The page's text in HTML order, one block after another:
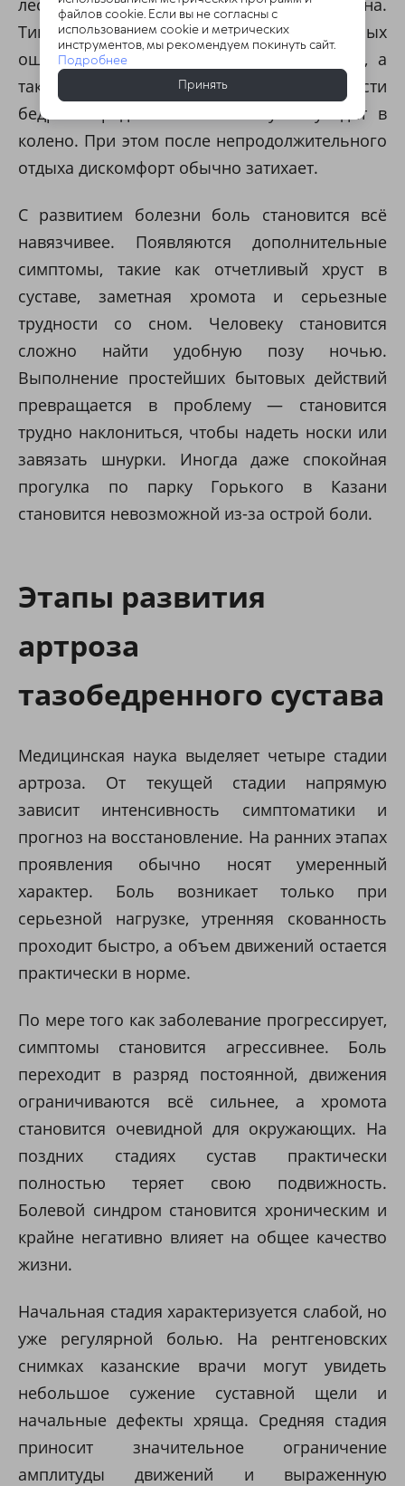
Типичная локализация неприятных
ощущений находится в паховой области, а
также по передней и боковой поверхности
бедра. Нередко болевой импульс уходит в
колено. При этом после непродолжительного
отдыха дискомфорт обычно затихает.
С развитием болезни боль становится всё
навязчивее. Появляются дополнительные
симптомы, такие как отчетливый хруст в
суставе, заметная хромота и серьезные
трудности со сном. Человеку становится
сложно найти удобную позу ночью.
Выполнение простейших бытовых действий
превращается в проблему — становится
трудно наклониться, чтобы надеть носки или
завязать шнурки. Иногда даже спокойная
прогулка по парку Горького в Казани
становится невозможной из-за острой боли.
Этапы развития
артроза
тазобедренного сустава
Медицинская наука выделяет четыре стадии
артроза. От текущей стадии напрямую
зависит интенсивность симптоматики и
прогноз на восстановление. На ранних этапах
проявления обычно носят умеренный
характер. Боль возникает только при
серьезной нагрузке, утренняя скованность
проходит быстро, а объем движений остается
практически в норме.
По мере того как заболевание прогрессирует,
симптомы становится агрессивнее. Боль
переходит в разряд постоянной, движения
ограничиваются всё сильнее, а хромота
становится очевидной для окружающих. На
поздних стадиях сустав практически
полностью теряет свою подвижность.
Болевой синдром становится хроническим и
крайне негативно влияет на общее качество
жизни.
Начальная стадия характеризуется слабой, но
уже регулярной болью. На рентгеновских
снимках казанские врачи могут увидеть
небольшое сужение суставной щели и
начальные дефекты хряща. Средняя стадия
приносит значительное ограничение
амплитуды движений и выраженную
файлов cookie. Если вы не согласны с
использованием cookie и метрических
инструментов, мы рекомендуем покинуть сайт.
Подробнее
Принять